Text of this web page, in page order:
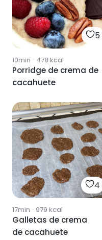
5
10min · 478 kcal
Porridge de crema de
cacahuete
4
17min · 979 kcal
Galletas de crema
de cacahuete